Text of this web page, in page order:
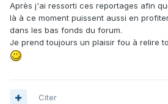
Après j'ai ressorti ces reportages afin
là à ce moment puissent aussi en
dans les bas fonds du forum.
Je prend toujours un plaisir fou à relire
Citer